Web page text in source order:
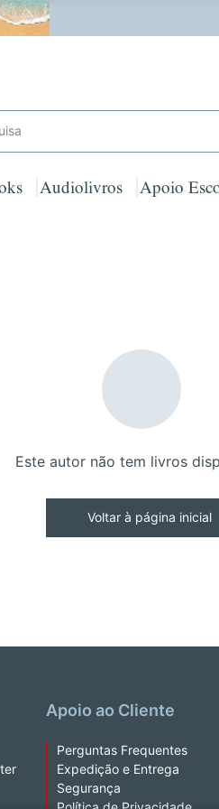
em encomendas acima de
Audiolivros Apoio
Este autor não tem livros
Voltar à página inicial
Apoio ao Cliente
Perguntas Frequentes
Expedição e Entrega
Segurança